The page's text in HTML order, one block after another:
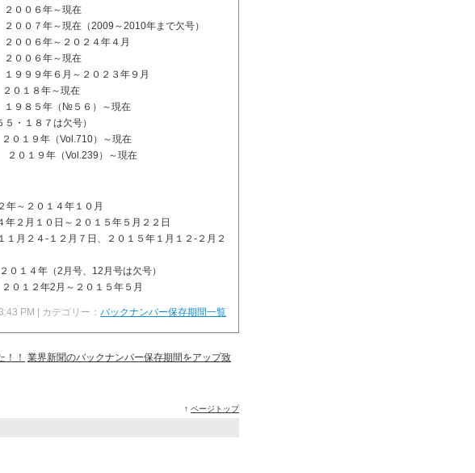
年～現在
年～現在（2009～2010年まで欠号）
年～２０２４年４月
０６年～現在
年６月～２０２３年９月
８年～現在
９８５年（№５６）～現在
・１８７は欠号）
年（Vol.710）～現在
（Vol.239）～現在
０１４年１０月
０日～２０１５年５月２２日
１月２４-１２月７日、２０１５年１月１２-２月２
４年（2月号、12月号は欠号）
２年2月～２０１５年５月
PM | カテゴリー： バックナンバー保存期間一覧
！！ 業界新聞のバックナンバー保存期間をアップ致
↑ ページトップ